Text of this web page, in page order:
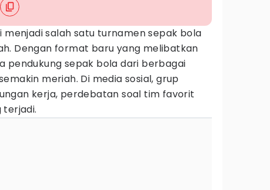
menjadi salah satu turnamen sepak bola
Dengan format baru yang melibatkan
pendukung sepak bola dari berbagai
meriah. Di media sosial, grup
kerja, perdebatan soal tim favorit
terjadi.